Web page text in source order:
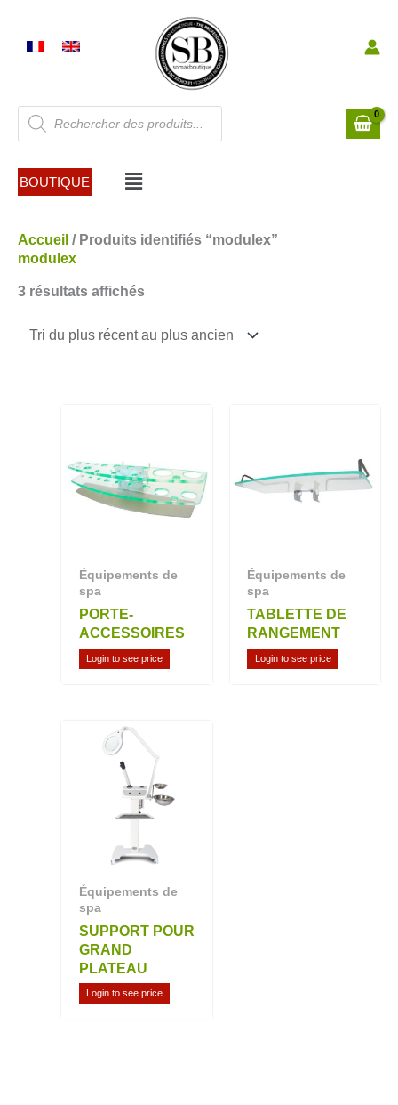
contenu
Recherche
de
produits
BOUTIQUE Menu
Accueil / Produits identifiés “modulex”
modulex
3 résultats affichés
Trié
récent
plus
Équipements de
spa
PORTE-
ACCESSOIRES
Login to see price
Équipements de
spa
TABLETTE DE
RANGEMENT
Login to see price
Équipements de
spa
SUPPORT POUR
GRAND
PLATEAU
Login to see price